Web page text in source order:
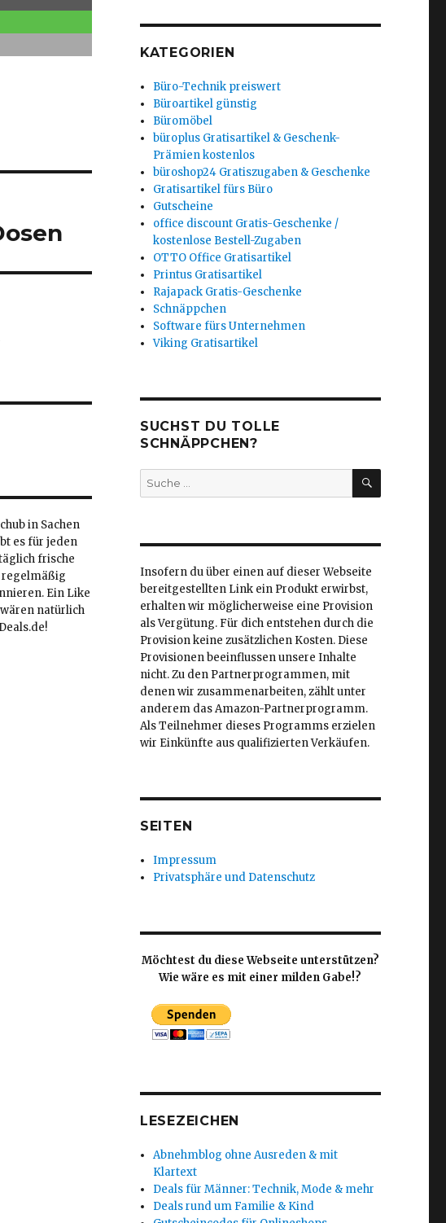
in Sachen
es für jeden
frische
regelmäßig
Ein Like
natürlich
KATEGORIEN
Büro-Technik preiswert
Büroartikel günstig
Büromöbel
büroplus Gratisartikel & Geschenk-
Prämien kostenlos
büroshop24 Gratiszugaben & Geschenke
Gratisartikel fürs Büro
Gutscheine
office discount Gratis-Geschenke /
kostenlose Bestell-Zugaben
OTTO Office Gratisartikel
Printus Gratisartikel
Rajapack Gratis-Geschenke
Schnäppchen
Software fürs Unternehmen
Viking Gratisartikel
SUCHST DU TOLLE
SCHNÄPPCHEN?
Suche
nach:
SUCHEN
Insofern du über einen auf dieser Webseite
bereitgestellten Link ein Produkt erwirbst,
erhalten wir möglicherweise eine Provision
als Vergütung. Für dich entstehen durch die
Provision keine zusätzlichen Kosten. Diese
Provisionen beeinflussen unsere Inhalte
nicht. Zu den Partnerprogrammen, mit
denen wir zusammenarbeiten, zählt unter
anderem das Amazon-Partnerprogramm.
Als Teilnehmer dieses Programms erzielen
wir Einkünfte aus qualifizierten Verkäufen.
SEITEN
Impressum
Privatsphäre und Datenschutz
Möchtest du diese Webseite unterstützen?
Wie wäre es mit einer milden Gabe!?
LESEZEICHEN
Abnehmblog ohne Ausreden & mit
Klartext
Deals für Männer: Technik, Mode & mehr
Deals rund um Familie & Kind